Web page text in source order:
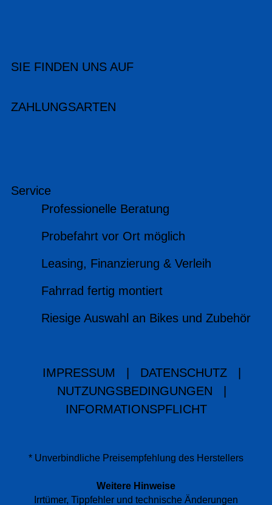
SIE FINDEN UNS AUF
ZAHLUNGSARTEN
Service
Professionelle Beratung
Probefahrt vor Ort möglich
Leasing, Finanzierung & Verleih
Fahrrad fertig montiert
Riesige Auswahl an Bikes und Zubehör
IMPRESSUM DATENSCHUTZ
NUTZUNGSBEDINGUNGEN
INFORMATIONSPFLICHT
* Unverbindliche Preisempfehlung des Herstellers
Weitere Hinweise
Irrtümer, Tippfehler und technische Änderungen